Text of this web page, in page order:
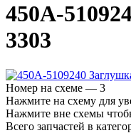
450А-
3303
Номер на схеме — 3
Нажмите на схему для
Нажмите вне схемы
Всего запчастей в